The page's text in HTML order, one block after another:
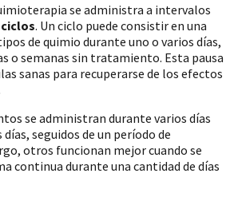
se administra a intervalos
ciclos. Un ciclo puede consistir en una
de quimio durante uno o varios días,
o semanas sin tratamiento. Esta pausa
sanas para recuperarse de los efectos
se administran durante varios días
días, seguidos de un período de
otros funcionan mejor cuando se
continua durante una cantidad de días